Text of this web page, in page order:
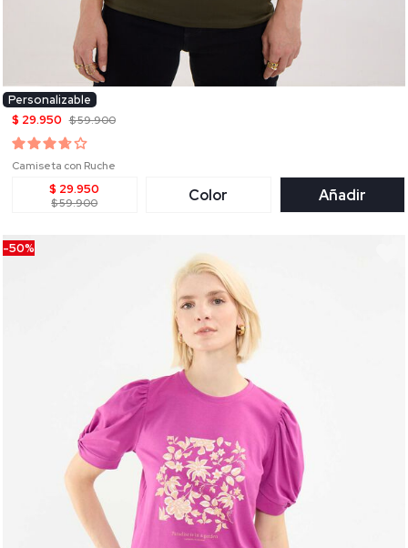
Personalizable
$ 29.950 $ 59.900
Camiseta con Ruche
$ 29.950
$ 59.900 Color Añadir
-50%